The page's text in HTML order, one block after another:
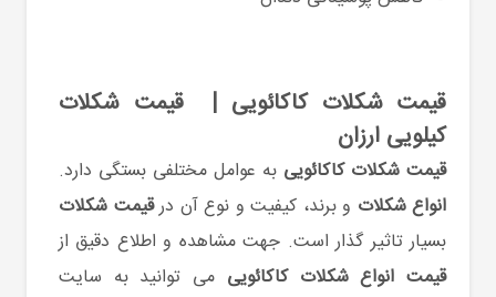
قیمت شکلات کاکائویی | قیمت شکلات
کیلویی ارزان
قیمت شکلات کاکائویی به عوامل مختلفی بستگی دارد.
انواع شکلات و برند، کیفیت و نوع آن درقیمت شکلات
بسیار تاثیر گذار است. جهت مشاهده و اطلاع دقیق از
قیمت انواع شکلات کاکائویی می توانید به سایت